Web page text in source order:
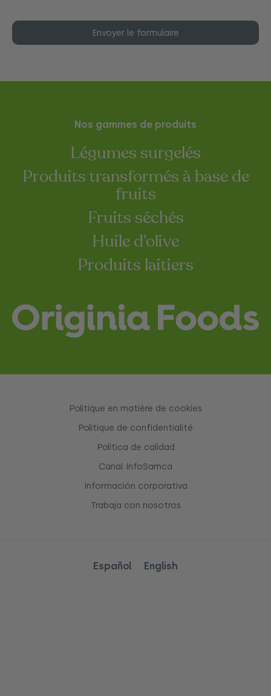
Envoyer le formulaire
Nos gammes de produits
Légumes surgelés
Produits transformés à base de
fruits
Fruits séchés
Huile d’olive
Produits laitiers
Politique en matière de cookies
Politique de confidentialité
Política de calidad
Canal InfoSamca
Información corporativa
Trabaja con nosotros
Español English